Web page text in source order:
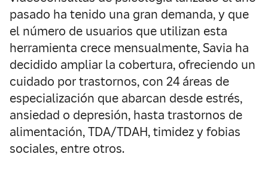
pasado ha tenido una gran demanda, y que
el número de usuarios que utilizan esta
herramienta crece mensualmente, Savia ha
decidido ampliar la cobertura, ofreciendo un
cuidado por trastornos, con 24 áreas de
especialización que abarcan desde estrés,
ansiedad o depresión, hasta trastornos de
alimentación, TDA/TDAH, timidez y fobias
sociales, entre otros.